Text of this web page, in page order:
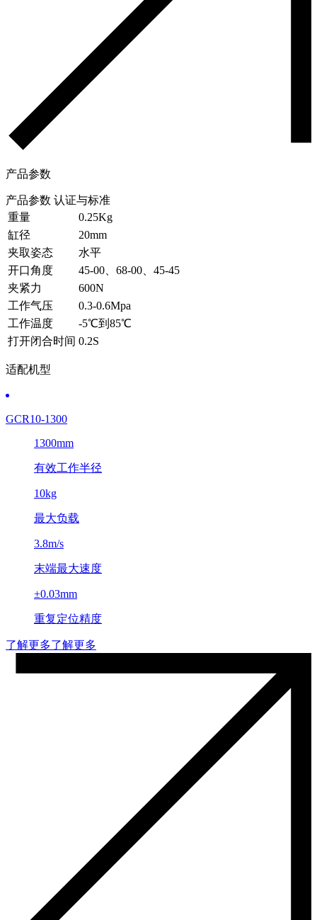
产品参数
产品参数 认证与标准
重量
0.25Kg
缸径
20mm
夹取姿态
水平
开口角度
45-00、68-00、45-45
夹紧力
600N
工作气压
0.3-0.6Mpa
工作温度
-5℃到85℃
打开闭合时间 0.2S
适配机型
GCR10-1300
1300mm
有效工作半径
10kg
最大负载
3.8m/s
末端最大速度
±0.03mm
重复定位精度
了解更多了解更多